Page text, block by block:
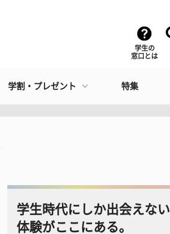
学生の
窓口とは
学割・プレゼント 特集
学生時代にしか出会えない
体験がここにある。